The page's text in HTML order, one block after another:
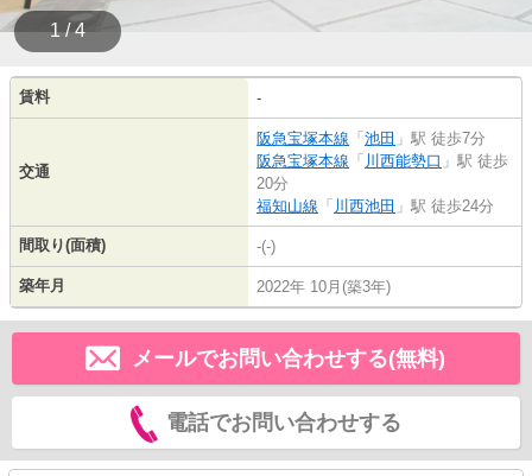
1 / 4
賃料 -
交通
阪急宝塚本線 「 池田 」駅 徒歩7分
阪急宝塚本線 「 川西能勢口 」駅 徒歩
20分
福知山線 「 川西池田 」駅 徒歩24分
間取り(面積) -(-)
築年月 2022年 10月(築3年)
メールでお問い合わせする(無料)
電話でお問い合わせする